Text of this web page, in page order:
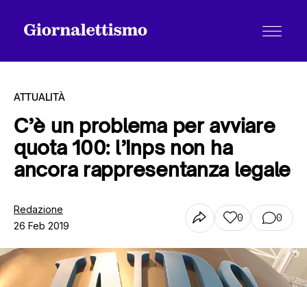
Tutti gli articoli
Chi siamo
Contatti
ATTUALITÀ
C’è un problema per avviare
quota 100: l’Inps non ha
ancora rappresentanza legale
Redazione
26 Feb 2019
0 0